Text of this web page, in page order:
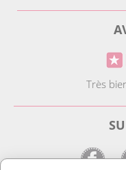
Très